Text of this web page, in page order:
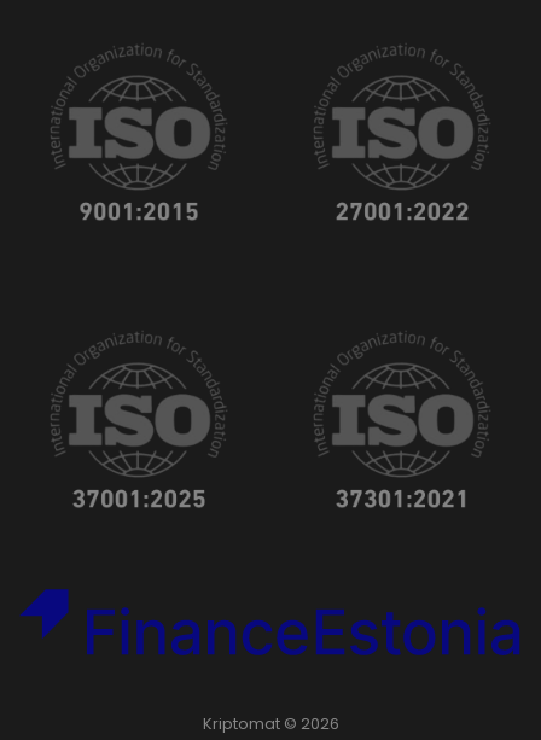
Kriptomat © 2026